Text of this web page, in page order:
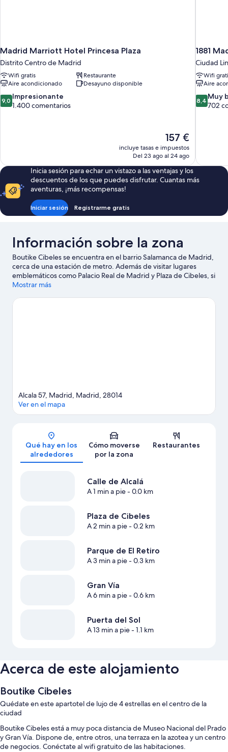
Madrid Marriott Hotel Princesa Plaza
Distrito Centro de Madrid
Wifi gratis
Restaurante
Aire acondicionado
Desayuno disponible
9.0
sobre
9,0 Impresionante
1.400 comentarios
El
precio
actual
de
157 €
157 €
incluye tasas e impuestos
Del 23 ago al 24 ago
1881
Ciudad
Wifi
Aire
8.4
sobre
8,4 Muy
702
Inicia sesión para echar un vistazo a las ventajas y los
descuentos de los que puedes disfrutar. Cuantas más
aventuras, ¡más recompensas!
Iniciar sesión Registrarme gratis
Información sobre la zona
Boutike Cibeles se encuentra en el barrio Salamanca de Madrid,
cerca de una estación de metro. Además de visitar lugares
emblemáticos como Palacio Real de Madrid y Plaza de Cibeles, si
lo tuyo son las compras tienes que pasar por Gran Vía y Mercado
Puedes buscar el calendario de Estadio Santiago Bernabéu o
Mostrar más
Mapa
Alcala 57, Madrid, Madrid, 28014
Ver en el mapa
Qué hay en los
alrededores
Cómo moverse
por la zona
Restaurantes
Calle de Alcalá
A 1 min a pie- 0.0 km
Plaza de Cibeles
A 2 min a pie- 0.2 km
Parque de El Retiro
A 3 min a pie- 0.3 km
Gran Vía
A 6 min a pie- 0.6 km
Puerta del Sol
A 13 min a pie- 1.1 km
Acerca de este alojamiento
Boutike Cibeles
Quédate en este apartotel de lujo de 4 estrellas en el centro de la
ciudad
Boutike Cibeles está a muy poca distancia de Museo Nacional del Prado
y Gran Vía. Dispone de, entre otros, una terraza en la azotea y un centro
de negocios. Conéctate al wifi gratuito de las habitaciones.